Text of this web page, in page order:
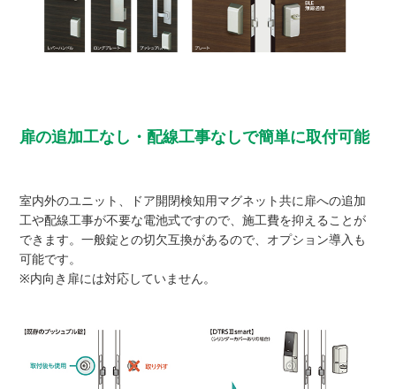
扉の追加工なし・配線工事なしで簡単に取付可能
室内外のユニット、ドア開閉検知用マグネット共に扉への追加
工や配線工事が不要な電池式ですので、施工費を抑えることが
できます。一般錠との切欠互換があるので、オプション導入も
可能です。
※内向き扉には対応していません。